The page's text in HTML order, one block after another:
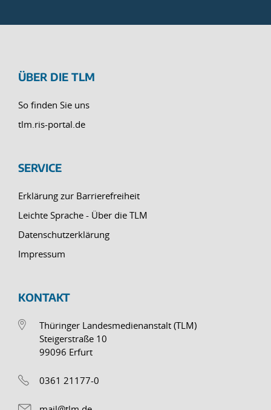
ÜBER DIE TLM
So finden Sie uns
tlm.ris-portal.de
SERVICE
Erklärung zur Barrierefreiheit
Leichte Sprache - Über die TLM
Datenschutzerklärung
Impressum
KONTAKT
Thüringer Landesmedienanstalt (TLM)
Steigerstraße 10
99096 Erfurt
0361 21177-0